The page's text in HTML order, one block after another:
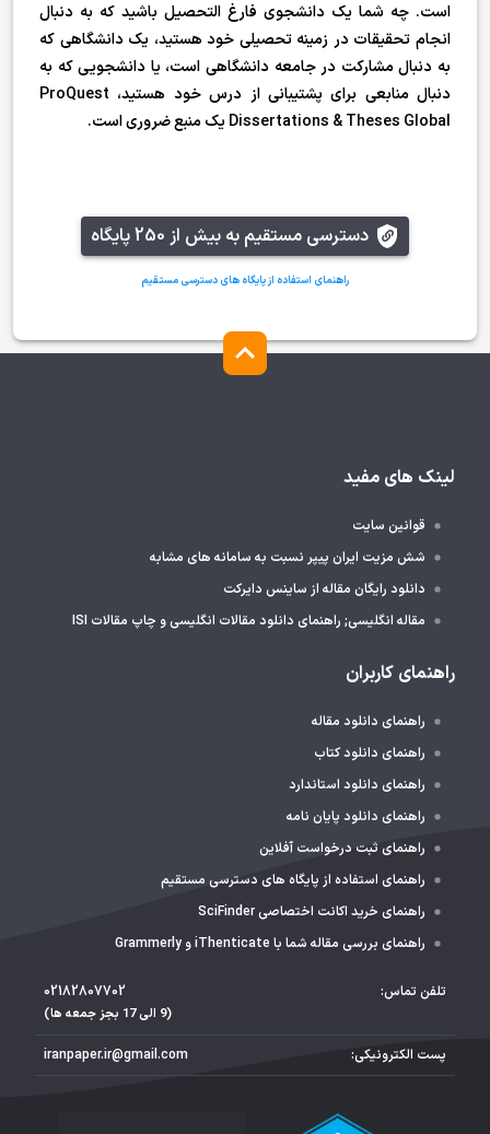
است. چه شما یک دانشجوی فارغ التحصیل باشید که به دنبال
انجام تحقیقات در زمینه تحصیلی خود هستید، یک دانشگاهی که
به دنبال مشارکت در جامعه دانشگاهی است، یا دانشجویی که به
دنبال منابعی برای پشتیبانی از درس خود هستید، ProQuest
Dissertations & Theses Global یک منبع ضروری است.
دسترسی مستقیم به بیش از 250 پایگاه
راهنمای استفاده از پایگاه های دسترسی مستقیم
لینک های مفید
قوانین سایت
شش مزیت ایران پیپر نسبت به سامانه های مشابه
دانلود رایگان مقاله از ساینس دایرکت
مقاله انگلیسی; راهنمای دانلود مقالات انگلیسی و چاپ مقالات ISI
راهنمای کاربران
راهنمای دانلود مقاله
راهنمای دانلود کتاب
راهنمای دانلود استاندارد
راهنمای دانلود پایان نامه
راهنمای ثبت درخواست آفلاین
راهنمای استفاده از پایگاه های دسترسی مستقیم
راهنمای خرید اکانت اختصاصی SciFinder
راهنمای بررسی مقاله شما با iThenticate و Grammerly
تلفن تماس: 02182807702
(9 الی 17 بجز جمعه ها)
پست الکترونیکی: iranpaper.ir@gmail.com